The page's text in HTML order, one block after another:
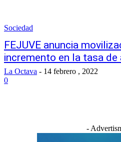
Sociedad
FEJUVE anuncia
incremento en la tasa de
La Octava - 14 febrero , 2022
0
-